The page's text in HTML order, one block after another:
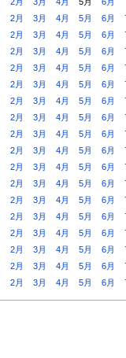
2月 3月 4月 5月 6月
2月 3月 4月 5月 6月
2月 3月 4月 5月 6月
2月 3月 4月 5月 6月
2月 3月 4月 5月 6月
2月 3月 4月 5月 6月
2月 3月 4月 5月 6月
2月 3月 4月 5月 6月
2月 3月 4月 5月 6月
2月 3月 4月 5月 6月
2月 3月 4月 5月 6月
2月 3月 4月 5月 6月
2月 3月 4月 5月 6月
2月 3月 4月 5月 6月
2月 3月 4月 5月 6月
2月 3月 4月 5月 6月
2月 3月 4月 5月 6月